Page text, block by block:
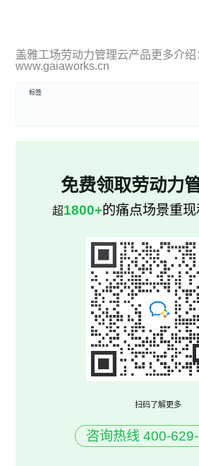
盖雅工场劳动力管理云产品更多介绍
www.gaiaworks.cn
标签
免费领取劳动力
超1800+的痛点场景重
扫码了解更多
咨询热线 400-